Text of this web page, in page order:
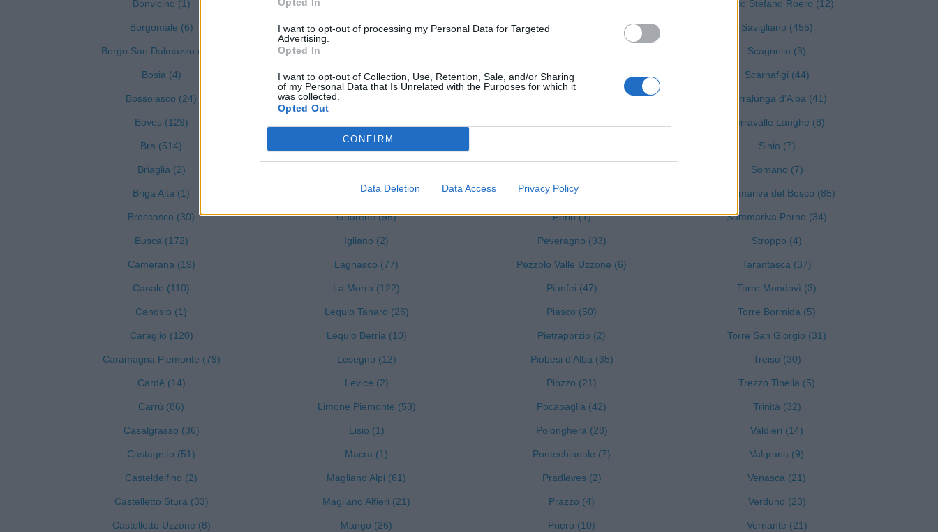
I want to opt-out of processing my Personal Data for Targeted
Advertising.
Opted In
I want to opt-out of Collection, Use, Retention, Sale, and/or Sharing
of my Personal Data that Is Unrelated with the Purposes for which it
was collected.
Opted Out
CONFIRM
Data Deletion Data Access Privacy Policy
Bonvicino (1)
Borgomale (6)
Borgo San Dalmazzo (255)
Bosia (4)
Bossolasco (24)
Boves (129)
Bra (514)
Briaglia (2)
Briga Alta (1)
Brossasco (30)
Busca (172)
Camerana (19)
Canale (110)
Canosio (1)
Caraglio (120)
Caramagna Piemonte (79)
Cardè (14)
Carrù (86)
Casalgrasso (36)
Castagnito (51)
Casteldelfino (2)
Castelletto Stura (33)
Castelletto Uzzone (8)
Frabosa Sottana (37)
Frassino (9)
Gambasca (1)
Garessio (27)
Gorzegno (6)
Grinzane Cavour (34)
Guarene (95)
Igliano (2)
Lagnasco (77)
La Morra (122)
Lequio Tanaro (26)
Lequio Berria (10)
Lesegno (12)
Levice (2)
Limone Piemonte (53)
Lisio (1)
Macra (1)
Magliano Alpi (61)
Magliano Alfieri (21)
Mango (26)
Oncino (1)
Ostana (3)
Perletto (4)
Perlo (1)
Peveragno (93)
Pezzolo Valle Uzzone (6)
Pianfei (47)
Piasco (50)
Pietraporzio (2)
Piobesi d'Alba (35)
Piozzo (21)
Pocapaglia (42)
Polonghera (28)
Pontechianale (7)
Pradleves (2)
Prazzo (4)
Priero (10)
Santo Stefano Roero (12)
Savigliano (455)
Scagnello (3)
Scarnafigi (44)
Serralunga d'Alba (41)
Serravalle Langhe (8)
Sinio (7)
Somano (7)
Sommariva del Bosco (85)
Sommariva Perno (34)
Stroppo (4)
Tarantasca (37)
Torre Mondovì (3)
Torre Bormida (5)
Torre San Giorgio (31)
Treiso (30)
Trezzo Tinella (5)
Trinità (32)
Valdieri (14)
Valgrana (9)
Venasca (21)
Verduno (23)
Vernante (21)